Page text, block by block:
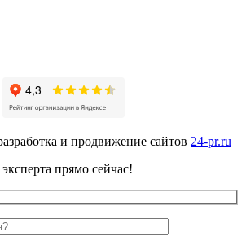
и продвижение сайтов 24-pr.ru
прямо сейчас!